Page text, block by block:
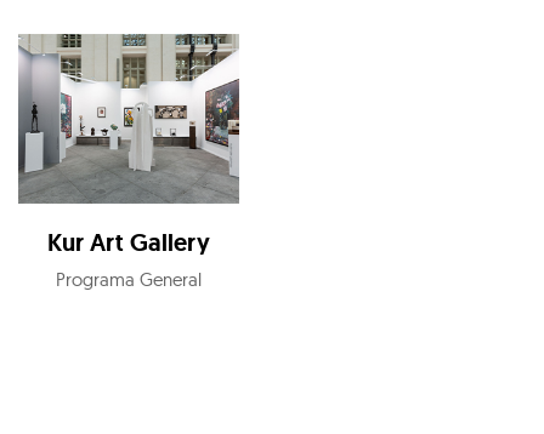
Kur Art Gallery
Programa General